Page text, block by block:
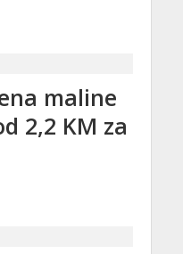
maline
2,2 KM za